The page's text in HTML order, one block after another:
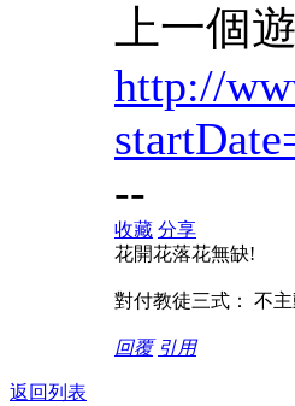
上一個
http://
--
收藏 分享
花開花落花無缺!
對付教徒三式： 不
回覆 引用
返回列表